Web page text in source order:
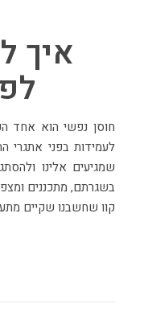
איך
חוסן נפשי הוא אחד הכישורים החשובים שנרצה שיהיו לנו ולידינו. הכוונה היא
לעמידות בפני אתגרי
שמגיעים אלינו
בשגרתם, מתכננים
קוו שחשבנו שקיים